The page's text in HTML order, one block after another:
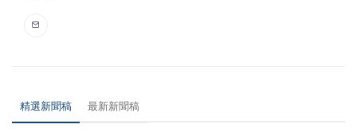
精選新聞稿 最新新聞稿